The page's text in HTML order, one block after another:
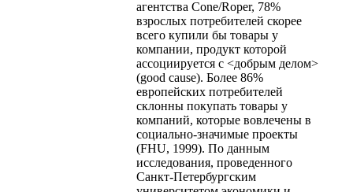
агентства Cone/Roper, 78%
взрослых потребителей скорее
всего купили бы товары у
компании, продукт которой
ассоциируется с <добрым делом>
(good cause). Более 86%
европейских потребителей
склонны покупать товары у
компаний, которые вовлечены в
социально-значимые проекты
(FHU, 1999). По данным
исследования, проведенного
Санкт-Петербургским